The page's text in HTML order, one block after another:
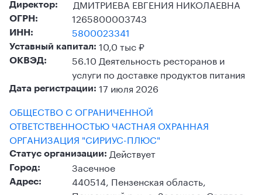
Директор:
ДМИТРИЕВА ЕВГЕНИЯ НИКОЛАЕВНА
ОГРН: 1265800003743
ИНН: 5800023341
Уставный капитал: 10,0 тыс ₽
ОКВЭД:
56.10 Деятельность ресторанов и
услуги по доставке продуктов питания
Дата регистрации: 17 июля 2026
ОБЩЕСТВО С ОГРАНИЧЕННОЙ
ОТВЕТСТВЕННОСТЬЮ ЧАСТНАЯ ОХРАННАЯ
ОРГАНИЗАЦИЯ "СИРИУС-ПЛЮС"
Статус организации: Действует
Город: Засечное
Адрес:
440514, Пензенская область,